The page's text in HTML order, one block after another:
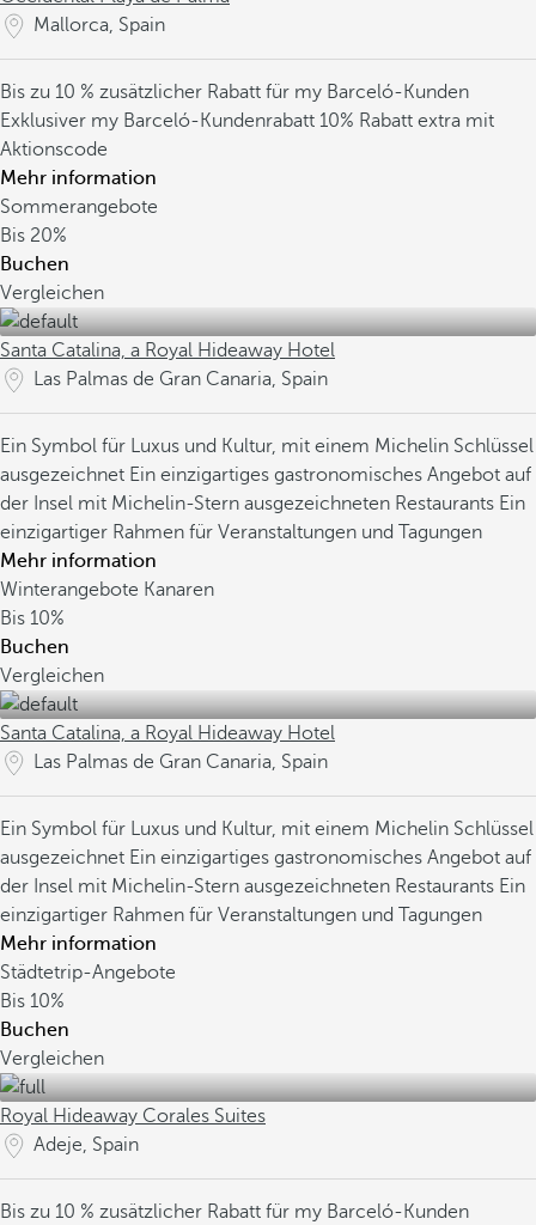
Mallorca, Spain
Bis zu 10 % zusätzlicher Rabatt für my Barceló-Kunden
Exklusiver my Barceló-Kundenrabatt 10% Rabatt extra mit
Aktionscode
Mehr information
Sommerangebote
Bis 20%
Buchen
Vergleichen
Santa Catalina, a Royal Hideaway Hotel
Las Palmas de Gran Canaria, Spain
Ein Symbol für Luxus und Kultur, mit einem Michelin Schlüssel
ausgezeichnet Ein einzigartiges gastronomisches Angebot auf
der Insel mit Michelin-Stern ausgezeichneten Restaurants Ein
einzigartiger Rahmen für Veranstaltungen und Tagungen
Mehr information
Winterangebote Kanaren
Bis 10%
Buchen
Vergleichen
Santa Catalina, a Royal Hideaway Hotel
Las Palmas de Gran Canaria, Spain
Ein Symbol für Luxus und Kultur, mit einem Michelin Schlüssel
ausgezeichnet Ein einzigartiges gastronomisches Angebot auf
der Insel mit Michelin-Stern ausgezeichneten Restaurants Ein
einzigartiger Rahmen für Veranstaltungen und Tagungen
Mehr information
Städtetrip-Angebote
Bis 10%
Buchen
Vergleichen
Royal Hideaway Corales Suites
Adeje, Spain
Bis zu 10 % zusätzlicher Rabatt für my Barceló-Kunden